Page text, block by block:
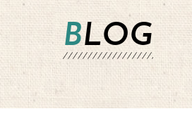
BLOG